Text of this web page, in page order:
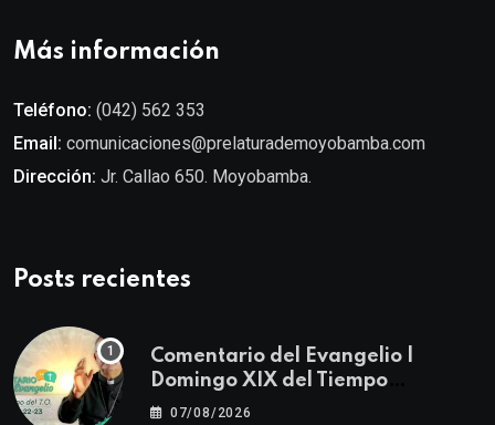
Más información
Teléfono: (042) 562 353
Email: comunicaciones@prelaturademoyobamba.com
Dirección: Jr. Callao 650. Moyobamba.
Posts recientes
Comentario del Evangelio |
Domingo XIX del Tiempo
Ordinario | Mateo 14, 22-23
07/08/2026